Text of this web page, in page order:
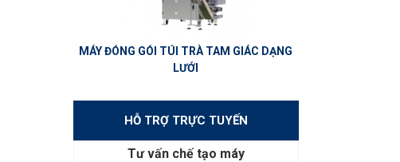
MÁY ĐÓNG GÓI TÚI TRÀ TAM GIÁC DẠNG
LƯỚI
HỖ TRỢ TRỰC TUYẾN
Tư vấn chế tạo máy